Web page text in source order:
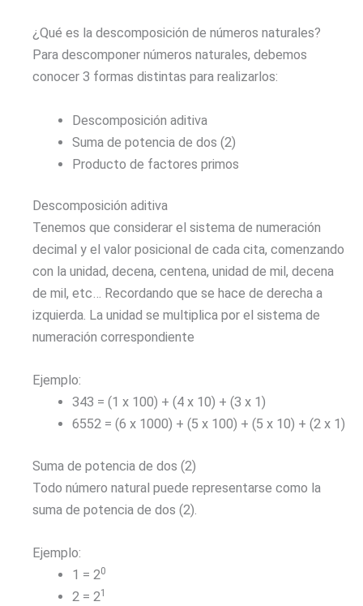
¿Qué es la descomposición de números naturales?
Para descomponer números naturales, debemos
conocer 3 formas distintas para realizarlos:
Descomposición aditiva
Suma de potencia de dos (2)
Producto de factores primos
Descomposición aditiva
Tenemos que considerar el sistema de numeración
decimal y el valor posicional de cada cita, comenzando
con la unidad, decena, centena, unidad de mil, decena
de mil, etc… Recordando que se hace de derecha a
izquierda. La unidad se multiplica por el sistema de
numeración correspondiente
Ejemplo:
343 = (1 x 100) + (4 x 10) + (3 x 1)
6552 = (6 x 1000) + (5 x 100) + (5 x 10) + (2 x 1)
Suma de potencia de dos (2)
Todo número natural puede representarse como la
suma de potencia de dos (2).
Ejemplo:
1 = 20
2 = 21